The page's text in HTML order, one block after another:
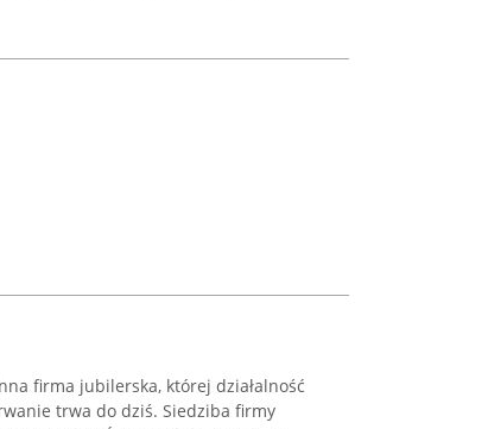
firma jubilerska, której działalność
trwa do dziś. Siedziba firmy